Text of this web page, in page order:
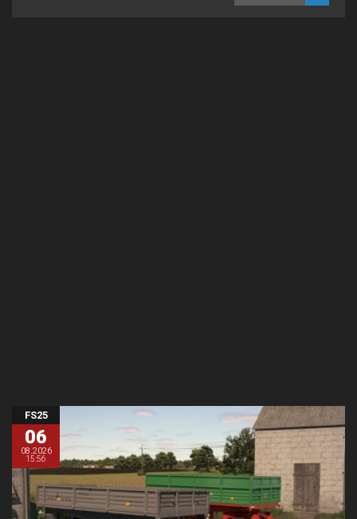
FS25
06
08.2026
15:56